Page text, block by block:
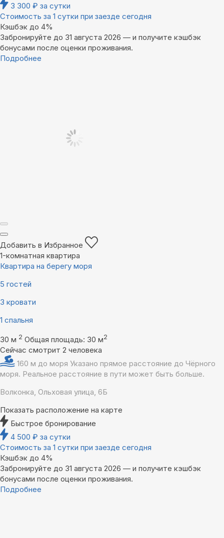
3 300 ₽ за сутки
Стоимость за 1 сутки при заезде сегодня
Кэшбэк до 4%
Забронируйте до 31 августа 2026 — и получите кэшбэк
бонусами после оценки проживания.
Подробнее
Добавить в Избранное
1-комнатная квартира
Квартира на берегу моря
5 гостей
3 кровати
1 спальня
30 м 2 Общая площадь: 30 м2
Сейчас смотрит 2 человека
160 м до моря Указано прямое расстояние до Чёрного
моря. Реальное расстояние в пути может быть больше.
Волконка, Ольховая улица, 6Б
Показать расположение на карте
Быстрое бронирование
4 500 ₽ за сутки
Стоимость за 1 сутки при заезде сегодня
Кэшбэк до 4%
Забронируйте до 31 августа 2026 — и получите кэшбэк
бонусами после оценки проживания.
Подробнее